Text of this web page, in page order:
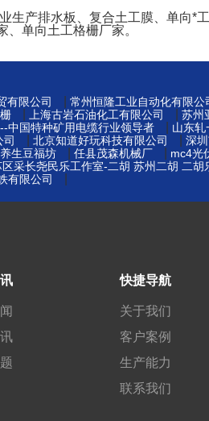
生产排水板、复合土工膜、单向
单向土工格栅厂家。
有限公司 常州恒隆工业自动化有限公
上海古岩石油化工有限公司 苏州
中国特种矿用电缆行业领导者 山东轧
北京知道好玩科技有限公司 深
生豆福坊 任县茂森机械厂 mc4光
区采长尧民乐工作室-二胡 苏州二胡 二
有限公司
快捷导航
关于我们
客户案例
生产能力
联系我们